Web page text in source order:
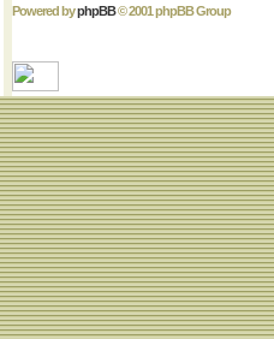
Powered byphpBB© 2001 phpBB Group